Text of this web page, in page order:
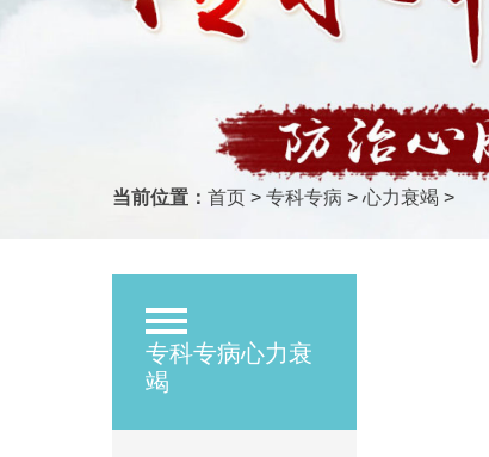
当前位置： 首页 > 专科专病 > 心力衰竭 >
专科专病心力衰
竭